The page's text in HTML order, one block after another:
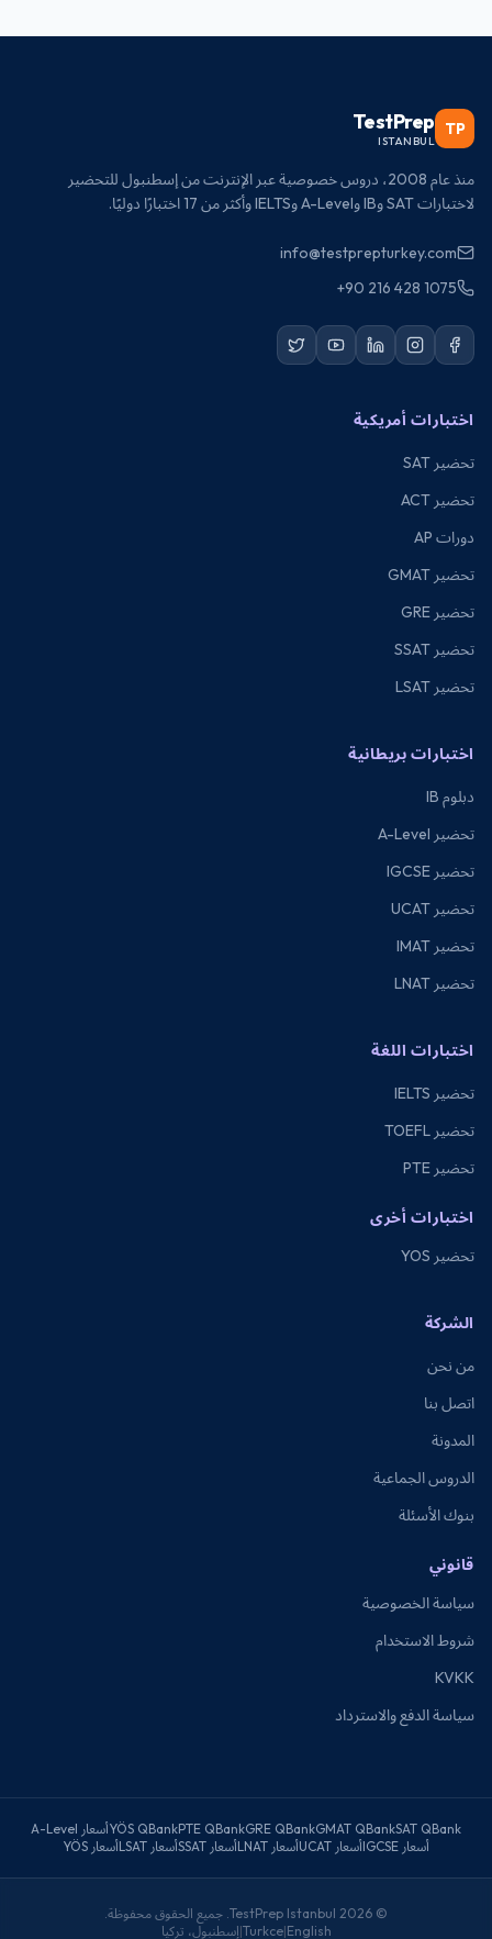
TP
TestPrep
ISTANBUL
منذ عام 2008، دروس خصوصية عبر الإنترنت من إسطنبول للتحضير
لاختبارات SAT وIB وA-Level وIELTS وأكثر من 17 اختبارًا دوليًا.
info@testprepturkey.com
+90 216 428 1075
اختبارات أمريكية
تحضير SAT
تحضير ACT
دورات AP
تحضير GMAT
تحضير GRE
تحضير SSAT
تحضير LSAT
اختبارات بريطانية
دبلوم IB
تحضير A-Level
تحضير IGCSE
تحضير UCAT
تحضير IMAT
تحضير LNAT
اختبارات اللغة
تحضير IELTS
تحضير TOEFL
تحضير PTE
اختبارات أخرى
تحضير YOS
الشركة
من نحن
اتصل بنا
المدونة
الدروس الجماعية
بنوك الأسئلة
قانوني
سياسة الخصوصية
شروط الاستخدام
KVKK
سياسة الدفع والاسترداد
SAT QBank
GMAT QBank
GRE QBank
PTE QBank
YÖS QBankأسعار A-Level
أسعار IGCSE
أسعار UCAT أسعار LNAT أسعار SSAT أسعار LSAT أسعار YÖS
©
2026
English
|
Turkce
|إسطنبول، تركيا